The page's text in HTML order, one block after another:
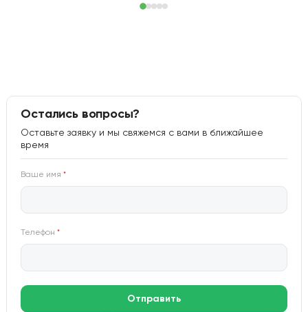
Остались вопросы?
Оставьте заявку и мы свяжемся с вами в ближайшее
время
Ваше имя*
Телефон*
Отправить